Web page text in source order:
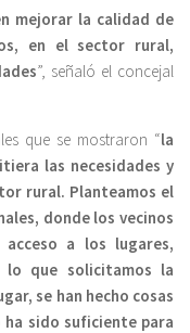
mejorar la calidad de
en el sector rural,
”, señaló el concejal
que se mostraron “la
las necesidades y
rural. Planteamos el
donde los vecinos
a los lugares,
lo que solicitamos la
se han hecho cosas
sido suficiente para